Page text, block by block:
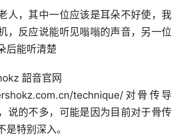
人，其中一位应该是耳朵不好使，我
，反应说能听见嗡嗡的声音，另一位
后能听清楚
韶音官网
technique/对骨传导
说的不多，可能是因为目前对于骨传
是特别深入。